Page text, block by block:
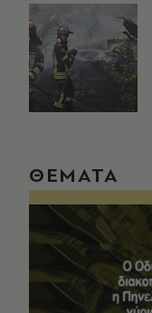
ΘΕΜΑΤΑ